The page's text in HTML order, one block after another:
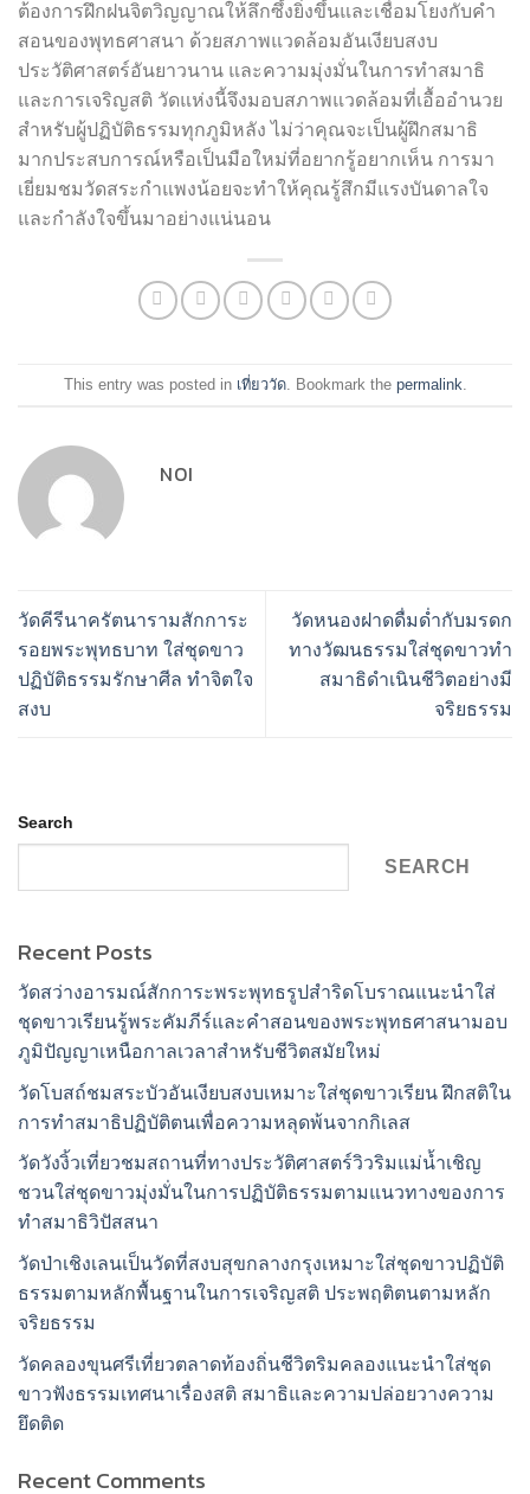
ต้องการฝึกฝนจิตวิญญาณให้ลึกซึ้งยิ่งขึ้นและเชื่อมโยงกับคำ
สอนของพุทธศาสนา ด้วยสภาพแวดล้อมอันเงียบสงบ
ประวัติศาสตร์อันยาวนาน และความมุ่งมั่นในการทำสมาธิ
และการเจริญสติ วัดแห่งนี้จึงมอบสภาพแวดล้อมที่เอื้ออำนวย
สำหรับผู้ปฏิบัติธรรมทุกภูมิหลัง ไม่ว่าคุณจะเป็นผู้ฝึกสมาธิ
มากประสบการณ์หรือเป็นมือใหม่ที่อยากรู้อยากเห็น การมา
เยี่ยมชมวัดสระกำแพงน้อยจะทำให้คุณรู้สึกมีแรงบันดาลใจ
และกำลังใจขึ้นมาอย่างแน่นอน
This entry was posted in เที่ยววัด. Bookmark the permalink
NOI
วัดคีรีนาครัตนารามสักการะ
รอยพระพุทธบาท ใส่ชุดขาว
ปฏิบัติธรรมรักษาศีล ทำจิตใจ
สงบ
วัดหนองฝาดดื่มด่ำกับมรดก
ทางวัฒนธรรมใส่ชุดขาวทำ
สมาธิดำเนินชีวิตอย่างมี
จริยธรรม
Search
SEARCH
Recent Posts
วัดสว่างอารมณ์สักการะพระพุทธรูปสำริดโบราณแนะนำใส่
ชุดขาวเรียนรู้พระคัมภีร์และคำสอนของพระพุทธศาสนามอบ
ภูมิปัญญาเหนือกาลเวลาสำหรับชีวิตสมัยใหม่
วัดโบสถ์ชมสระบัวอันเงียบสงบเหมาะใส่ชุดขาวเรียน ฝึกสติใน
การทำสมาธิปฏิบัติตนเพื่อความหลุดพ้นจากกิเลส
วัดวังงิ้วเที่ยวชมสถานที่ทางประวัติศาสตร์วิวริมแม่น้ำเชิญ
ชวนใส่ชุดขาวมุ่งมั่นในการปฏิบัติธรรมตามแนวทางของการ
ทำสมาธิวิปัสสนา
วัดป่าเชิงเลนเป็นวัดที่สงบสุขกลางกรุงเหมาะใส่ชุดขาวปฏิบัติ
ธรรมตามหลักพื้นฐานในการเจริญสติ ประพฤติตนตามหลัก
จริยธรรม
วัดคลองขุนศรีเที่ยวตลาดท้องถิ่นชีวิตริมคลองแนะนำใส่ชุด
ขาวฟังธรรมเทศนาเรื่องสติ สมาธิและความปล่อยวางความ
ยึดติด
Recent Comments